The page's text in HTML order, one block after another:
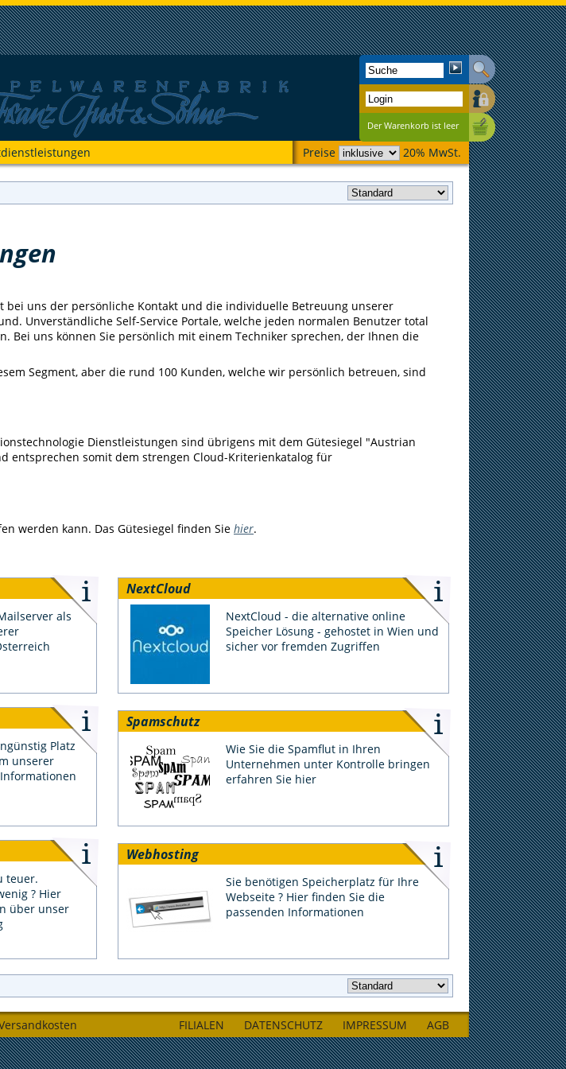
Der Warenkorb ist leer
Preise 20% MwSt.
bei uns der persönliche Kontakt und die individuelle Betreuung unserer
Unverständliche Self-Service Portale, welche jeden normalen Benutzer total
Bei uns können Sie persönlich mit einem Techniker sprechen, der Ihnen die
Segment, aber die rund 100 Kunden, welche wir persönlich betreuen, sind
Dienstleistungen sind übrigens mit dem Gütesiegel "Austrian
entsprechen somit dem strengen Cloud-Kriterienkatalog für
werden kann. Das Gütesiegel finden Sie hier.
als
NextCloud
NextCloud - die alternative online
Speicher Lösung - gehostet in Wien und
sicher vor fremden Zugriffen
Platz
unserer
Spamschutz
Wie Sie die Spamflut in Ihren
Unternehmen unter Kontrolle bringen
erfahren Sie hier
teuer.
? Hier
über unser
Webhosting
Sie benötigen Speicherplatz für Ihre
Webseite ? Hier finden Sie die
passenden Informationen
AGB
IMPRESSUM
DATENSCHUTZ
FILIALEN